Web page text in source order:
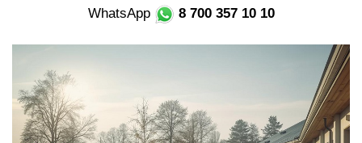
в
и
г
а
ц
WhatsApp
8 700 357 10 10